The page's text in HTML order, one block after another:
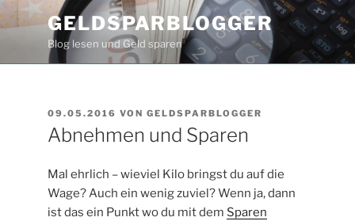
Zum
Inhalt
springen
GELDSPARBLOGGER
Blog lesen und Geld sparen
VERÖFFENTLICHT
AM
09.05.2016 VON GELDSPARBLOGGER
Abnehmen und Sparen
Mal ehrlich – wieviel Kilo bringst du auf die
Wage? Auch ein wenig zuviel? Wenn ja, dann
ist das ein Punkt wo du mit dem Sparen